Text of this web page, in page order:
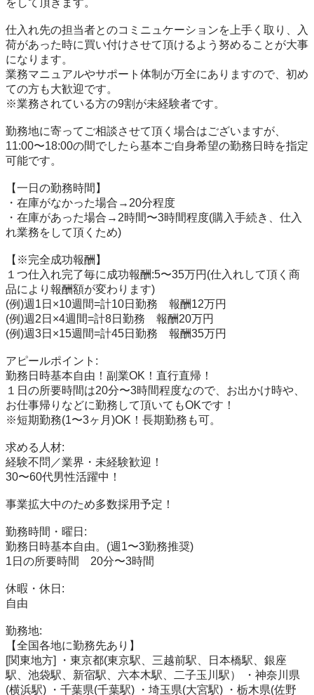
をして頂きます。
仕入れ先の担当者とのコミニュケーションを上手く取り、入
荷があった時に買い付けさせて頂けるよう努めることが大事
になります。
業務マニュアルやサポート体制が万全にありますので、初め
ての方も大歓迎です。
※業務されている方の9割が未経験者です。
勤務地に寄ってご相談させて頂く場合はございますが、
11:00〜18:00の間でしたら基本ご自身希望の勤務日時を指定
可能です。
【一日の勤務時間】
・在庫がなかった場合→20分程度
・在庫があった場合→2時間〜3時間程度(購入手続き、仕入
れ業務をして頂くため)
【※完全成功報酬】
１つ仕入れ完了毎に成功報酬:5〜35万円(仕入れして頂く商
品により報酬額が変わります)
(例)週1日×10週間=計10日勤務　報酬12万円
(例)週2日×4週間=計8日勤務　報酬20万円
(例)週3日×15週間=計45日勤務　報酬35万円
アピールポイント:
勤務日時基本自由！副業OK！直行直帰！
１日の所要時間は20分〜3時間程度なので、お出かけ時や、
お仕事帰りなどに勤務して頂いてもOKです！
※短期勤務(1〜3ヶ月)OK！長期勤務も可。
求める人材:
経験不問／業界・未経験歓迎！
30〜60代男性活躍中！
事業拡大中のため多数採用予定！
勤務時間・曜日:
勤務日時基本自由。(週1〜3勤務推奨)
1日の所要時間　20分〜3時間
休暇・休日:
自由
勤務地:
【全国各地に勤務先あり】
[関東地方] ・東京都(東京駅、三越前駅、日本橋駅、銀座
駅、池袋駅、新宿駅、六本木駅、二子玉川駅） ・神奈川県
(横浜駅) ・千葉県(千葉駅) ・埼玉県(大宮駅) ・栃木県(佐野